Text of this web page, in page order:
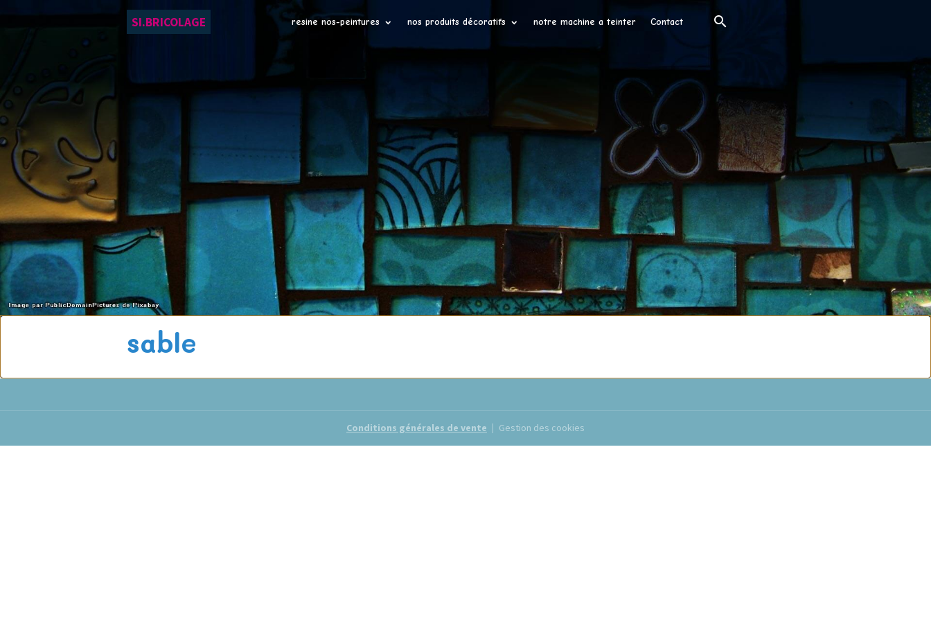
SI.BRICOLAGE resine nos-peintures nos produits décoratifs notre machine a teinter Contact
sable
Conditions générales de vente Gestion des cookies